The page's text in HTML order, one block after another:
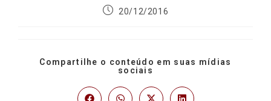
20/12/2016
Compartilhe o conteúdo em suas mídias
sociais